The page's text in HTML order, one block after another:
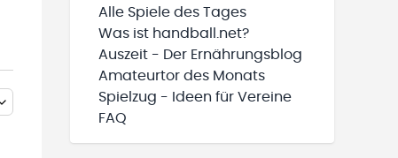
Alle Spiele des Tages
Was ist handball.net?
Auszeit - Der Ernährungsblog
Amateurtor des Monats
Spielzug - Ideen für Vereine
FAQ